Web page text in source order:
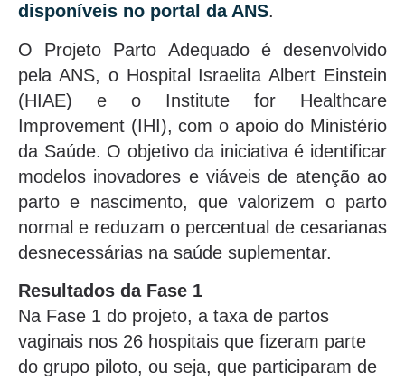
disponíveis no portal da ANS.
O Projeto Parto Adequado é desenvolvido
pela ANS, o Hospital Israelita Albert Einstein
(HIAE) e o Institute for Healthcare
Improvement (IHI), com o apoio do Ministério
da Saúde. O objetivo da iniciativa é identificar
modelos inovadores e viáveis de atenção ao
parto e nascimento, que valorizem o parto
normal e reduzam o percentual de cesarianas
desnecessárias na saúde suplementar.
Resultados da Fase 1
Na Fase 1 do projeto, a taxa de partos
vaginais nos 26 hospitais que fizeram parte
do grupo piloto, ou seja, que participaram de